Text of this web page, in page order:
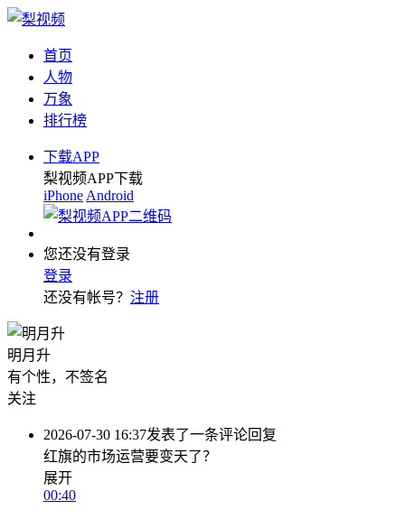
首页
人物
万象
排行榜
下载APP
梨视频APP下载
iPhone Android
您还没有登录
登录
还没有帐号？ 注册
明月升
有个性，不签名
关注
2026-07-30 16:37发表了一条评论回复
红旗的市场运营要变天了？
展开
00:40